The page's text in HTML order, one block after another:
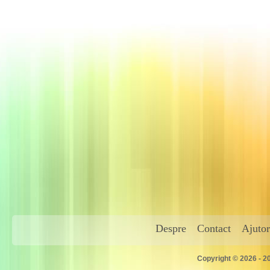
Despre Contact Ajutor
Copyright © 2026 -